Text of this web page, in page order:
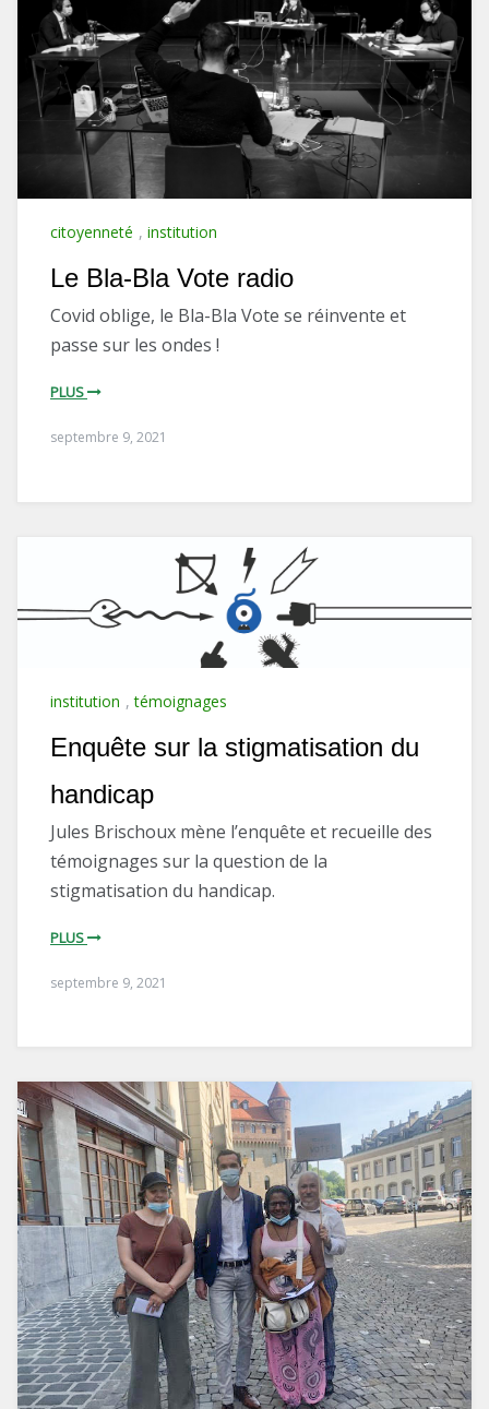
citoyenneté , institution
Le Bla-Bla Vote radio
Covid oblige, le Bla-Bla Vote se réinvente et
passe sur les ondes !
PLUS
septembre 9, 2021
institution ,témoignages
Enquête sur la stigmatisation du
handicap
Jules Brischoux mène l’enquête et recueille des
témoignages sur la question de la
stigmatisation du handicap.
PLUS
septembre 9, 2021